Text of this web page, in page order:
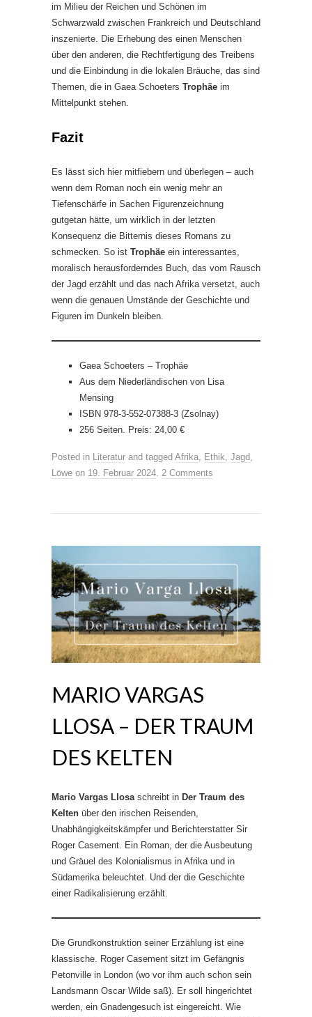
im Milieu der Reichen und Schönen im
Schwarzwald zwischen Frankreich und Deutschland
inszenierte. Die Erhebung des einen Menschen
über den anderen, die Rechtfertigung des Treibens
und die Einbindung in die lokalen Bräuche, das sind
Themen, die in Gaea Schoeters Trophäe im
Mittelpunkt stehen.
Fazit
Es lässt sich hier mitfiebern und überlegen – auch
wenn dem Roman noch ein wenig mehr an
Tiefenschärfe in Sachen Figurenzeichnung
gutgetan hätte, um wirklich in der letzten
Konsequenz die Bitternis dieses Romans zu
schmecken. So ist Trophäe ein interessantes,
moralisch herausforderndes Buch, das vom Rausch
der Jagd erzählt und das nach Afrika versetzt, auch
wenn die genauen Umstände der Geschichte und
Figuren im Dunkeln bleiben.
Gaea Schoeters – Trophäe
Aus dem Niederländischen von Lisa
Mensing
ISBN 978-3-552-07388-3 (Zsolnay)
256 Seiten. Preis: 24,00 €
Posted in Literatur and tagged Afrika Ethik Jagd
Löwe on 19. Februar 2024 2 Comments
MARIO VARGAS
LLOSA – DER TRAUM
DES KELTEN
Mario Vargas Llosaschreibt in Der Traum des
Kelten über den irischen Reisenden,
Unabhängigkeitskämpfer und Berichterstatter Sir
Roger Casement. Ein Roman, der die Ausbeutung
und Gräuel des Kolonialismus in Afrika und in
Südamerika beleuchtet. Und der die Geschichte
einer Radikalisierung erzählt.
Die Grundkonstruktion seiner Erzählung ist eine
klassische. Roger Casement sitzt im Gefängnis
Petonville in London (wo vor ihm auch schon sein
Landsmann Oscar Wilde saß). Er soll hingerichtet
werden, ein Gnadengesuch ist eingereicht. Wie